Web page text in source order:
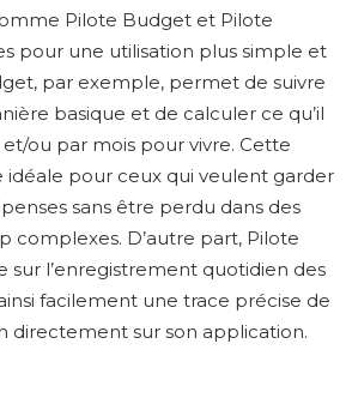
Pilote Budget et Pilote
pour une utilisation plus simple et
par exemple, permet de suivre
basique et de calculer ce qu’il
ou par mois pour vivre. Cette
idéale pour ceux qui veulent garder
sans être perdu dans des
complexes. D’autre part, Pilote
sur l’enregistrement quotidien des
facilement une trace précise de
directement sur son application.